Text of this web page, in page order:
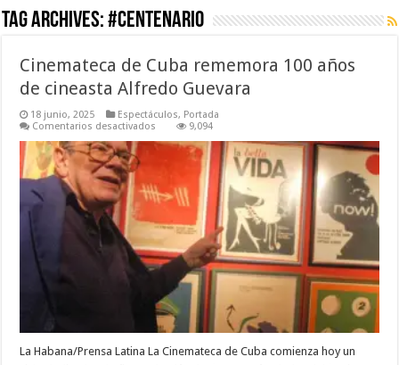
Tag Archives:#Centenario
Cinemateca de Cuba rememora 100 años
de cineasta Alfredo Guevara
18 junio, 2025 Espectáculos, Portada
Comentarios desactivados
de
rememora
100
años
de
Alfredo
Guevara
9,094
La Habana/Prensa Latina La Cinemateca de Cuba comienza hoy un